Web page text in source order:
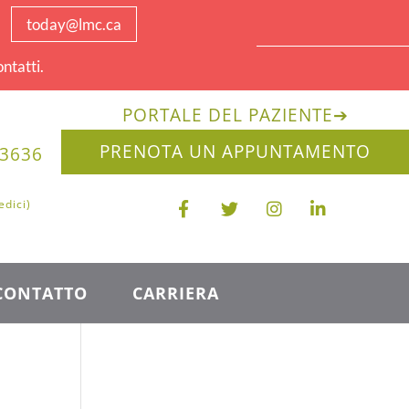
today@lmc.ca
PORTALE DEL PAZIENTE➔
PRENOTA UN APPUNTAMENTO
CARRIERA